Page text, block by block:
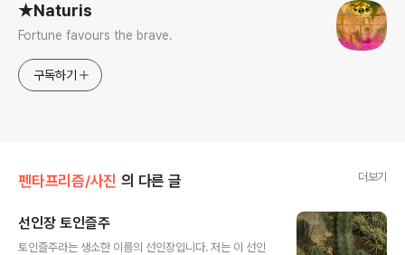
★Naturis
Fortune favours the brave.
구독하기
펜타프리즘/사진 의 다른 글 더보기
선인장 토인즐주
토인즐주라는 생소한 이름의 선인장입니다. 저는 이 선인